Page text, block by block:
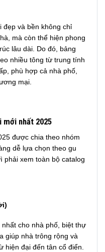
đẹp và bền không chỉ
mà còn thể hiện phong
lâu dài. Do đó, bảng
nhiều tông từ trung tính
phù hợp cả nhà phố,
mại.
mới nhất 2025
được chia theo nhóm
dễ lựa chọn theo gu
phải xem toàn bộ catalog
cho nhà phố, biệt thự
giúp nhà trông rộng và
hiện đại đến tân cổ điển.